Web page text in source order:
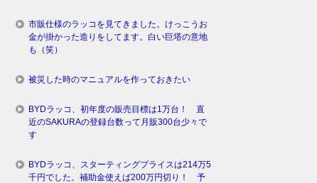
市販仕様のラッコを見てきました。けっこうお
金が掛かった造りをしてます。白い巨塔の意地
も（笑）
被災した時のマニュアルを作っておきたい
BYDラッコ、初年度の販売目標は1万台！ 直
近のSAKURAの登録台数って月販300台少々で
す
BYDラッコ、スターティングプライスは214万5
千円でした。補助金使えば200万円切り！ 予